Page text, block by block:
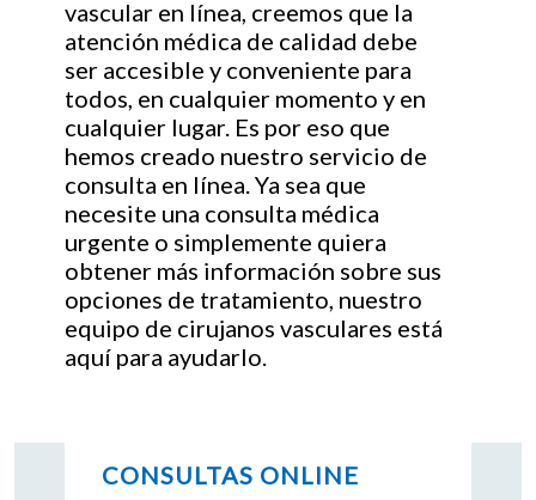
vascular en línea, creemos que la
atención médica de calidad debe
ser accesible y conveniente para
todos, en cualquier momento y en
cualquier lugar. Es por eso que
hemos creado nuestro servicio de
consulta en línea. Ya sea que
necesite una consulta médica
urgente o simplemente quiera
obtener más información sobre sus
opciones de tratamiento, nuestro
equipo de cirujanos vasculares está
aquí para ayudarlo.
CONSULTAS ONLINE